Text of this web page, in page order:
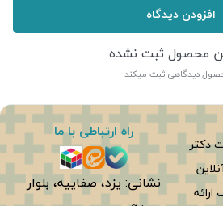
افزودن دیدگاه
محصول ثبت نشده
دیدگاهی ثبت میکند
دکتر
با هدف ارائه
راه ارتباطی با ما
نشانی: یزد، صفاییه، بلوار